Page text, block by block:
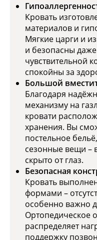
Кровать
материалов и
Мягкие царги и
и безопасны
чувствительной
спокойны за
Большой
Благодаря
механизму на
кровати
хранения. Вы
постельное
сезонные вещи –
скрыто от глаз.
Безопасная
Кровать
формами –
особенно важно
Ортопедическое
распределяет
поддержку